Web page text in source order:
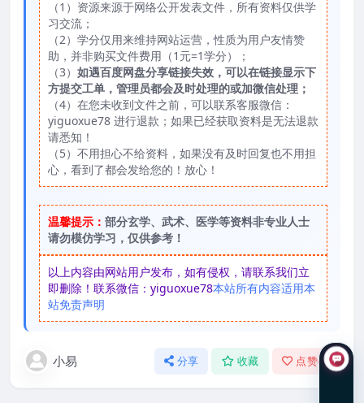
（1）资源来源于网络公开发表文件，所有资料仅供学
习交流；
（2）学分仅用来维持网站运营，性质为用户友情赞
助，并非购买文件费用（1元=1学分）；
（3） 如遇百度网盘分享链接失效，可以在链接显示下
方提交工单，管理员都会及时处理的或加微信处理；
（4）在您未收到文件之前，可以联系客服微信：
yiguoxue78 进行退款；如果已经获取资料是无法退款
请悉知！
（5）不用担心不给资料，如果没有及时回复也不用担
心，看到了都会发给您的！放心！
温馨提示： 部分玄学、武术、医学等资料非专业人士
请勿模仿学习，仅供参考！
以上内容由网站用户发布，如有侵权，请联系我们立
即删除！联系微信：yiguoxue78本站所有内容适用本
站免责声明
小易 分享 收藏 点赞( 0 )